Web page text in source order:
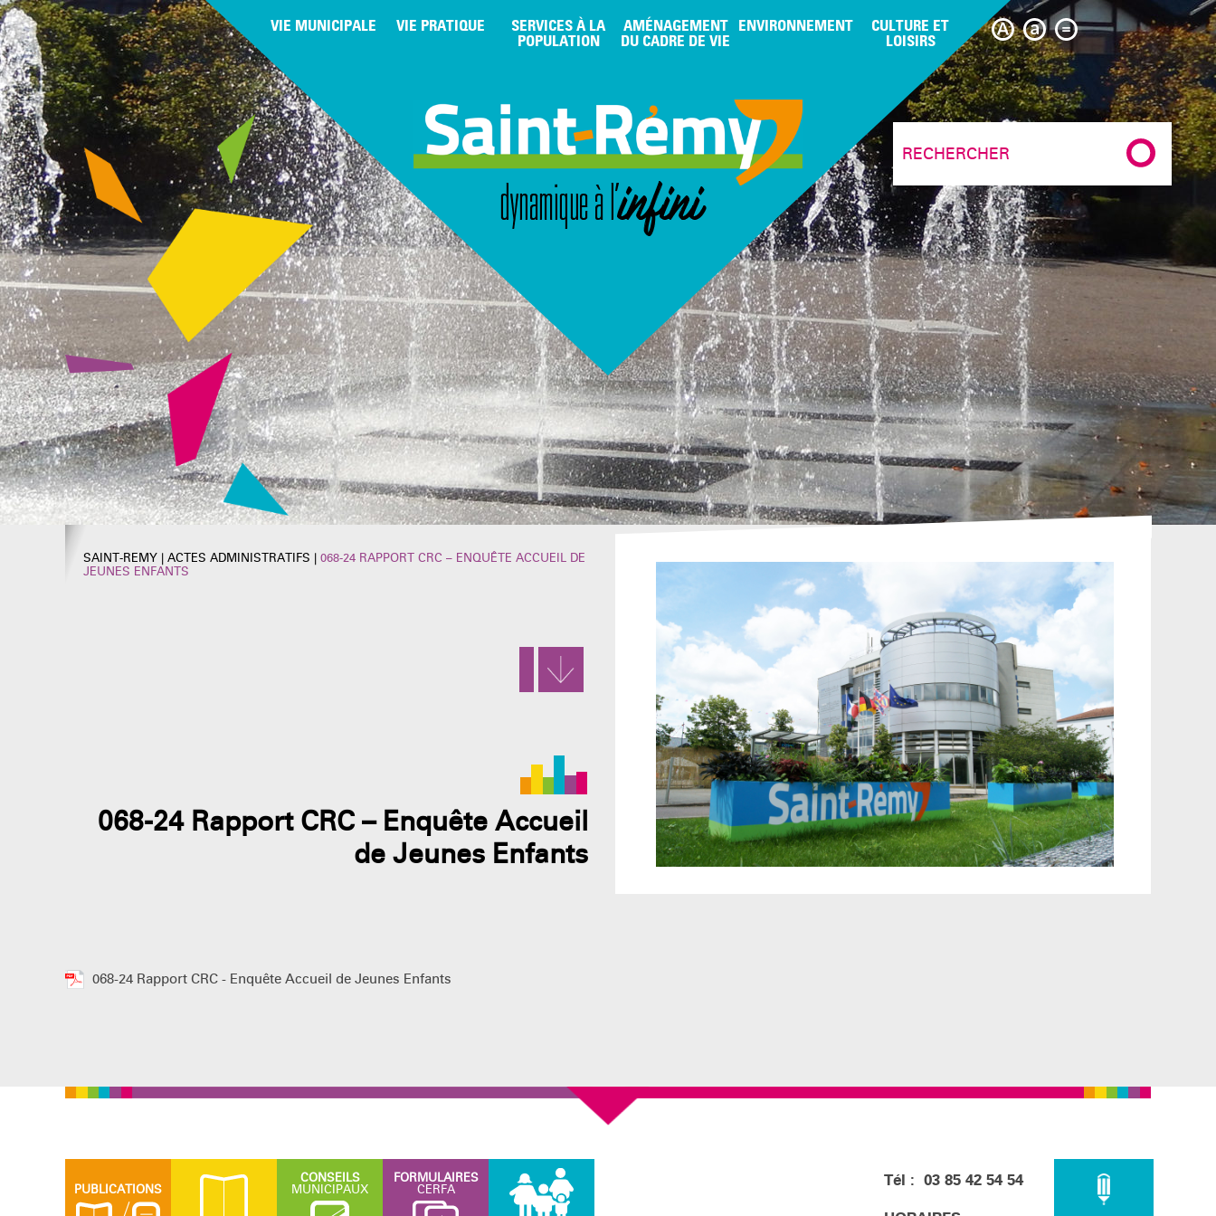
VIE MUNICIPALE VIE PRATIQUE SERVICES À LA
POPULATION
AMÉNAGEMENT
DU CADRE DE VIE
ENVIRONNEMENT CULTURE ET
LOISIRS
SAINT-REMY | ACTES ADMINISTRATIFS | 068-24 RAPPORT CRC – ENQUÊTE ACCUEIL DE
JEUNES ENFANTS
068-24 Rapport CRC – Enquête Accueil
de Jeunes Enfants
068-24 Rapport CRC - Enquête Accueil de Jeunes Enfants
PUBLICATIONS
CONSEILS
MUNICIPAUX
FORMULAIRES
CERFA
Tél : 03 85 42 54 54